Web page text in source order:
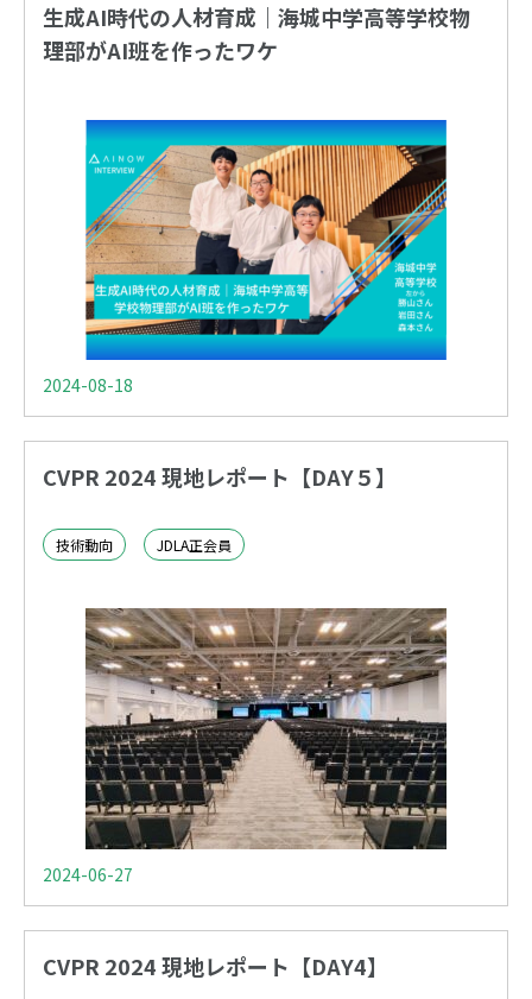
生成AI時代の人材育成｜海城中学高等学校物
理部がAI班を作ったワケ
2024-08-18
CVPR 2024 現地レポート【DAY５】
技術動向 JDLA正会員
2024-06-27
CVPR 2024 現地レポート【DAY4】